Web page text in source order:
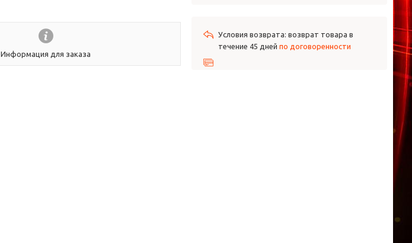
Информация для заказа
возврат товара в
течение 45 дней по договоренности